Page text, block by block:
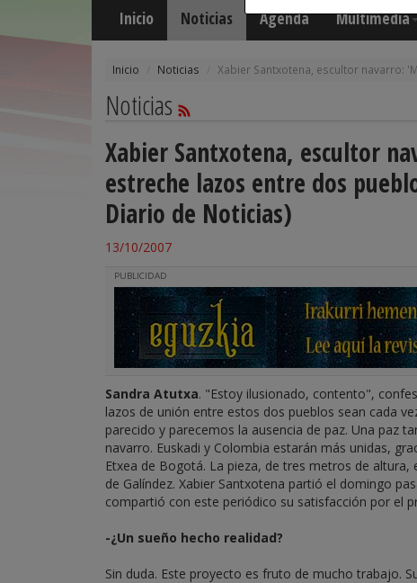
Inicio Noticias Agenda Multimedia
Inicio Noticias Xabier Santxotena, escultor navarro:
Noticias
Xabier Santxotena, escultor
estreche lazos entre dos
Diario de Noticias)
13/10/2007
PUBLICIDAD
Sandra Atutxa. "Estoy ilusionado, contento",
lazos de unión entre estos dos pueblos sean cada
parecido y parecemos la ausencia de paz. Una paz
navarro. Euskadi y Colombia estarán más unidas,
Etxea de Bogotá. La pieza, de tres metros de
de Galíndez. Xabier Santxotena partió el domingo
compartió con este periódico su satisfacción por el
-¿Un sueño hecho realidad?
Sin duda. Este proyecto es fruto de mucho trabajo.